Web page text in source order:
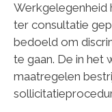
ter consultatie
bedoeld om
te gaan. De in het
maatregelen